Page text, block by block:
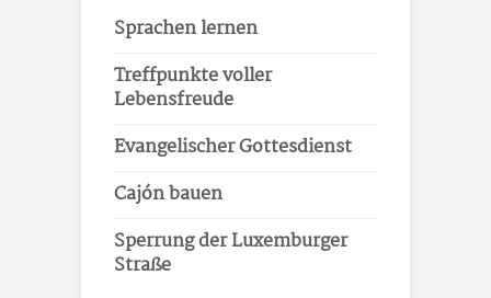
Sprachen lernen
Treffpunkte voller
Lebensfreude
Evangelischer Gottesdienst
Cajón bauen
Sperrung der Luxemburger
Straße